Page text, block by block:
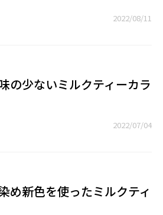
2022/08/11
の少ないミルクティーカラ
2022/07/04
め新色を使ったミルクティ